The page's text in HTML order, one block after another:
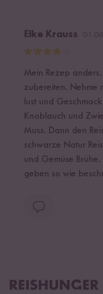
Elke Krauss
Mein Rezep
zubereiten. Nehme
lust und
Knoblauch und
Muss. Dann den
schwarze Natur
und Gemüse
geben so wie